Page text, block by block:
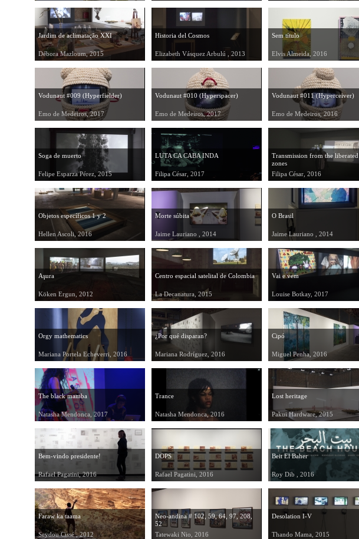
Jardim de aclimatação XXI
Débora Mazloum, 2015
Historia del Cosmos
Elizabeth Vásquez Arbulú , 2013
Sem título
Elvis Almeida, 2016
Vodunaut #009 (Hyperfielder)
Emo de Medeiros, 2017
Vodunaut #010 (Hyperspacer)
Emo de Medeiros, 2017
Vodunaut #011 (Hyperceiver)
Emo de Medeiros, 2016
Soga de muerto
Felipe Esparza Pérez, 2015
LUTA CA CABA INDA
Filipa César, 2017
Transmission from the liberated
zones
Filipa César, 2016
Objetos específicos 1 y 2
Hellen Ascoli, 2016
Morte súbita
Jaime Lauriano , 2014
O Brasil
Jaime Lauriano , 2014
Aşura
Köken Ergun, 2012
Centro espacial satelital de Colombia
La Decanatura, 2015
Vai e vem
Louise Botkay, 2017
Orgy mathematics
Mariana Portela Echeverri, 2016
¿Por qué disparan?
Mariana Rodríguez, 2016
Cipó
Miguel Penha, 2016
The black mamba
Natasha Mendonca, 2017
Trance
Natasha Mendonca, 2016
Lost heritage
Pakui Hardware, 2015
Bem-vindo presidente!
Rafael Pagatini, 2016
DOPS
Rafael Pagatini, 2016
Beit El Baher
Roy Dib , 2016
Faraw ka taama
Seydou Cissé , 2012
Neo-andina # 102, 59, 64, 97, 208,
52
Tatewaki Nio, 2016
Desolation I-V
Thando Mama, 2015